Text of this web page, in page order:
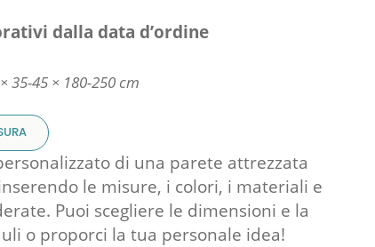
dalla data d’ordine
35-45 × 180-250 cm
di una parete attrezzata
le misure, i colori, i materiali e
Puoi scegliere le dimensioni e la
o proporci la tua personale idea!